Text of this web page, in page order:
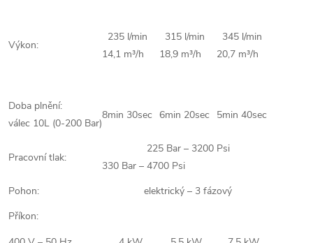
Výkon:
235 l/min
14,1 m³/h
315 l/min
18,9 m³/h
345 l/min
20,7 m³/h
Doba plnění:
válec 10L (0-200 Bar)
8min 30sec 6min 20sec 5min 40sec
Pracovní tlak:
225 Bar – 3200 Psi
330 Bar – 4700 Psi
Pohon:
elektrický – 3 fázový
Příkon: